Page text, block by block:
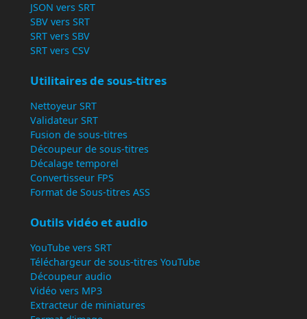
JSON vers SRT
SBV vers SRT
SRT vers SBV
SRT vers CSV
Utilitaires de sous-titres
Nettoyeur SRT
Validateur SRT
Fusion de sous-titres
Découpeur de sous-titres
Décalage temporel
Convertisseur FPS
Format de Sous-titres ASS
Outils vidéo et audio
YouTube vers SRT
Téléchargeur de sous-titres YouTube
Découpeur audio
Vidéo vers MP3
Extracteur de miniatures